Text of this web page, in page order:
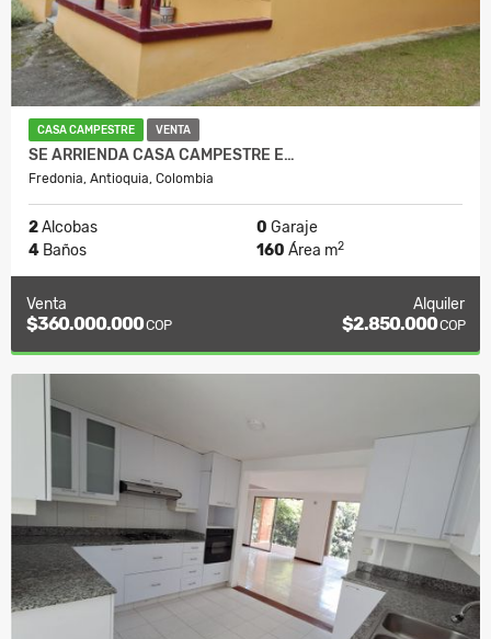
CASA CAMPESTRE VENTA
SE ARRIENDA CASA CAMPESTRE E…
Fredonia, Antioquia, Colombia
2Alcobas 0 Garaje
4 Baños 160 Área m2
Venta
$360.000.000COP
Alquiler
$2.850.000COP